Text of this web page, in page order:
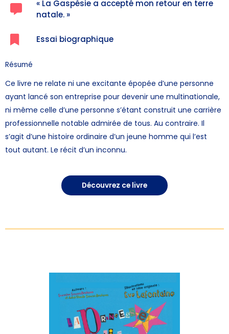
« La Gaspésie a accepté mon retour en terre
natale. » ​
Essai biographique ​
Résumé
Ce livre ne relate ni une excitante épopée d’une personne
ayant lancé son entreprise pour devenir une multinationale,
ni même celle d’une personne s’étant construit une carrière
professionnelle notable admirée de tous. Au contraire. Il
s’agit d’une histoire ordinaire d’un jeune homme qui l’est
tout autant. Le récit d’un inconnu.
Découvrez ce livre